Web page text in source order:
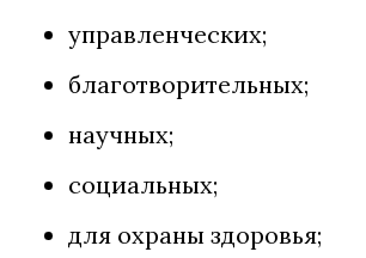
управленческих;
благотворительных;
научных;
социальных;
для охраны здоровья;